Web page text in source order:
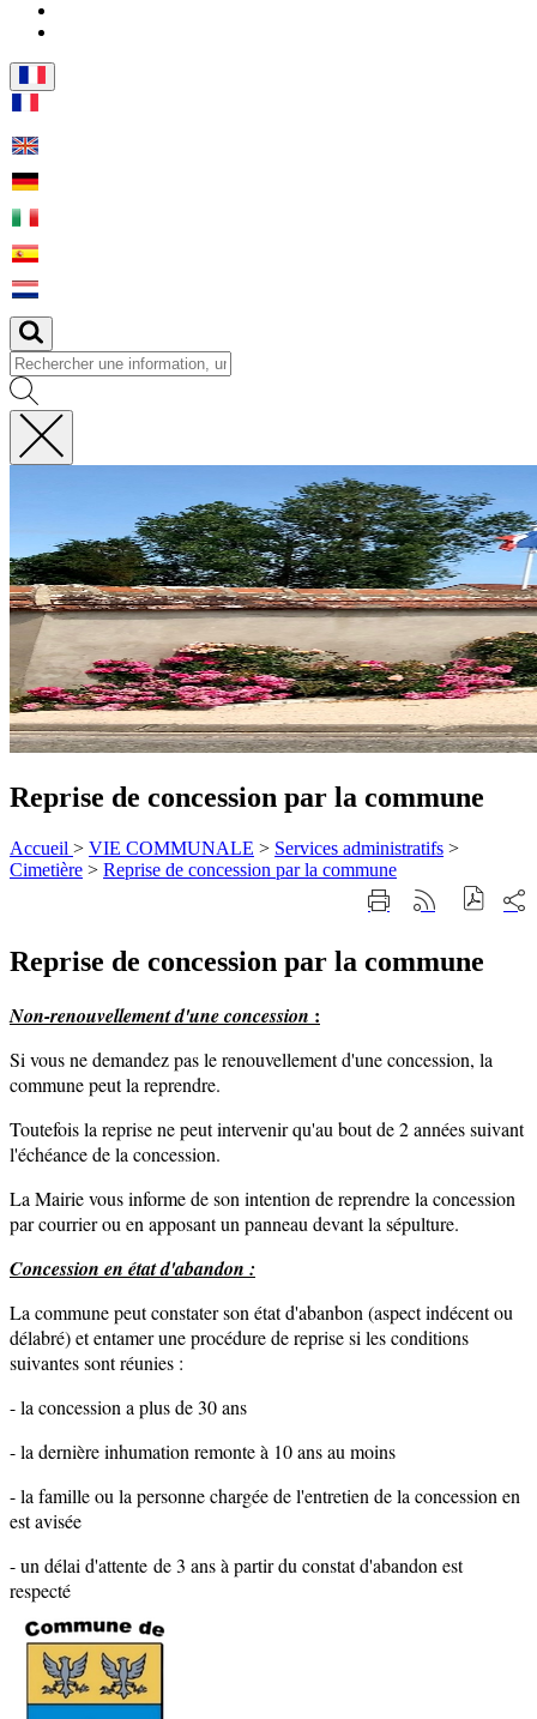
Fermer
Reprise de concession par la commune
Accueil > VIE COMMUNALE > Services administratifs >
Cimetière > Reprise de concession par la commune
ImprimerGénérer
RSS
sur
Reprise de concession par la commune
Non-renouvellement d'une concession :
Si vous ne demandez pas le renouvellement d'une concession, la
commune peut la reprendre.
Toutefois la reprise ne peut intervenir qu'au bout de 2 années suivant
l'échéance de la concession.
La Mairie vous informe de son intention de reprendre la concession
par courrier ou en apposant un panneau devant la sépulture.
Concession en état d'abandon :
La commune peut constater son état d'abanbon (aspect indécent ou
délabré) et entamer une procédure de reprise si les conditions
suivantes sont réunies :
- la concession a plus de 30 ans
- la dernière inhumation remonte à 10 ans au moins
- la famille ou la personne chargée de l'entretien de la concession en
est avisée
- un délai d'attente de 3 ans à partir du constat d'abandon est
respecté